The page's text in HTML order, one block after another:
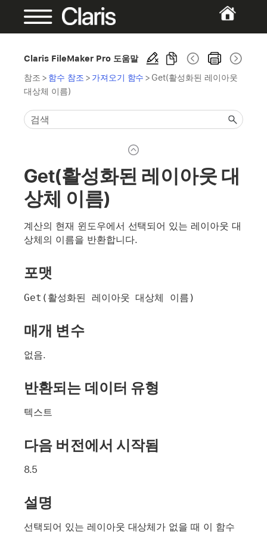
Claris FileMaker Pro 도움말
참조 > 함수 참조 > 가져오기 함수 > Get(활성화된 레이아웃
대상체 이름)
Get(활성화된 레이아웃 대
상체 이름)
계산의 현재 윈도우에서 선택되어 있는 레이아웃 대
상체의 이름을 반환합니다.
포맷
Get(활성화된 레이아웃 대상체 이름)
매개 변수
없음.
반환되는 데이터 유형
텍스트
다음 버전에서 시작됨
8.5
설명
선택되어 있는 레이아웃 대상체가 없을 때 이 함수